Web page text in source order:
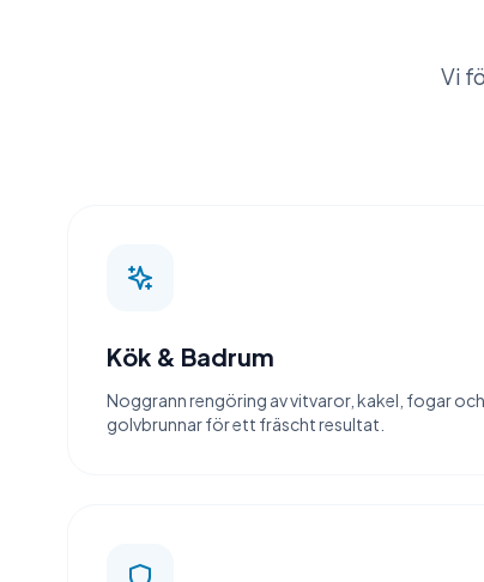
Vi
Kök & Badrum
Noggrann rengöring av vitvaror, kakel, fogar och
golvbrunnar för ett fräscht resultat.